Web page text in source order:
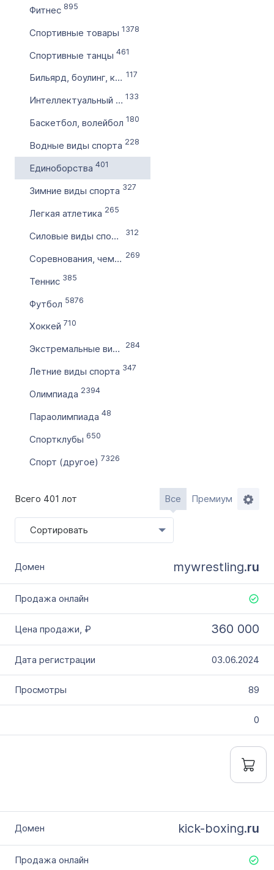
Цена домена в ₽
от
до
Без цены
Количество символов
с
по
Дополнительные условия
Моментально онлайн
Фитнес 895
Спортивные товары 1378
Спортивные танцы 461
Бильярд, боулинг, катки 117
Интеллектуальный спорт 133
Баскетбол, волейбол 180
Водные виды спорта 228
Единоборства 401
Зимние виды спорта 327
Легкая атлетика 265
Силовые виды спорта 312
Соревнования, чемпионаты 269
Теннис 385
Футбол 5876
Хоккей 710
Экстремальные виды спорта 284
Летние виды спорта 347
Олимпиада 2394
Параолимпиада 48
Спортклубы 650
Спорт (другое) 7326
Всего 401 лот Все Премиум
Сортировать
mywrestling.ru
360 000
03.06.2024
89
0
kick-boxing.ru